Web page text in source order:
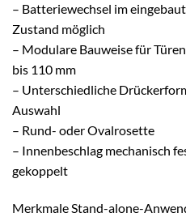
– Batteriewechsel im
Zustand möglich
– Modulare Bauweise für
bis 110 mm
– Unterschiedliche
Auswahl
– Rund- oder Ovalrosette
– Innenbeschlag mechanisch
gekoppelt
Merkmale Stand-alone-